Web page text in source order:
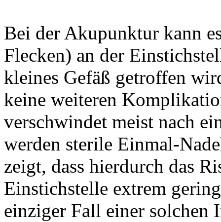
Bei der Akupunktur kann
Flecken) an der
kleines Gefäß getroffen
keine weiteren
verschwindet meist nach
werden sterile Einmal-
zeigt, dass hierdurch das
Einstichstelle extrem
einziger Fall einer solchen